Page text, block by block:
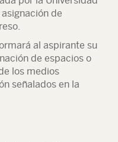
de
al aspirante su
de espacios o
los medios
señalados en la